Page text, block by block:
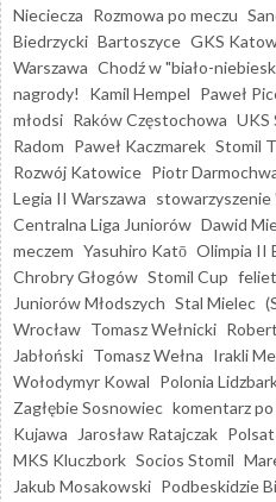
Nieciecza Rozmowa po meczu
Biedrzycki Bartoszyce GKS
Warszawa Chodź w "biało-
nagrody!
Kamil Hempel Paweł
młodsi Raków Częstochowa UKS
Radom Paweł Kaczmarek Stomil
Rozwój Katowice Piotr
Legia II Warszawa stowarzyszenie
Centralna Liga Juniorów Dawid
meczem Yasuhiro Katō Olimpia II
Chrobry Głogów Stomil Cup
Juniorów Młodszych Stal Mielec
Wrocław Tomasz Wełnicki
Jabłoński Tomasz Wełna Irakli
Wołodymyr Kowal Polonia
Zagłębie Sosnowiec komentarz po
Kujawa
Jarosław Ratajczak
MKS Kluczbork Socios Stomil
Jakub Mosakowski Podbeskidzie